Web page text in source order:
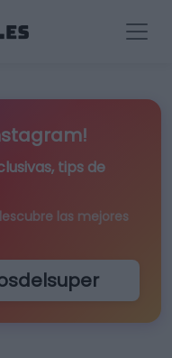
, tips de
las mejores